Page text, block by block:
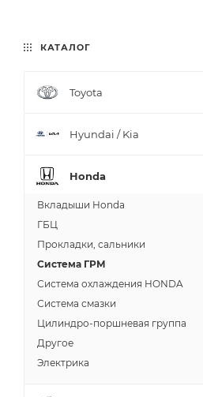
КАТАЛОГ
Toyota
Hyundai / Kia
Honda
Вкладыши Honda
ГБЦ
Прокладки, сальники
Система ГРМ
Система охлаждения HONDA
Система смазки
Цилиндро-поршневая группа
Другое
Электрика